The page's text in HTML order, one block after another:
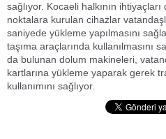
sağlıyor. Kocaeli halkının
noktalara kurulan cihazlar
saniyede yükleme yapılmasını
taşıma araçlarında kullanılmasını
da bulunan dolum makineleri,
kartlarına yükleme yaparak gerek
kullanımını sağlıyor.